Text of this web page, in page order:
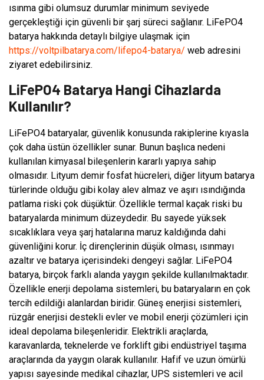
ısınma gibi olumsuz durumlar minimum seviyede
gerçekleştiği için güvenli bir şarj süreci sağlanır. LiFePO4
batarya hakkında detaylı bilgiye ulaşmak için
https://voltpilbatarya.com/lifepo4-batarya/ web adresini
ziyaret edebilirsiniz.
LiFePO4 Batarya Hangi Cihazlarda
Kullanılır?
LiFePO4 bataryalar, güvenlik konusunda rakiplerine kıyasla
çok daha üstün özellikler sunar. Bunun başlıca nedeni
kullanılan kimyasal bileşenlerin kararlı yapıya sahip
olmasıdır. Lityum demir fosfat hücreleri, diğer lityum batarya
türlerinde olduğu gibi kolay alev almaz ve aşırı ısındığında
patlama riski çok düşüktür. Özellikle termal kaçak riski bu
bataryalarda minimum düzeydedir. Bu sayede yüksek
sıcaklıklara veya şarj hatalarına maruz kaldığında dahi
güvenliğini korur. İç dirençlerinin düşük olması, ısınmayı
azaltır ve batarya içerisindeki dengeyi sağlar. LiFePO4
batarya, birçok farklı alanda yaygın şekilde kullanılmaktadır.
Özellikle enerji depolama sistemleri, bu bataryaların en çok
tercih edildiği alanlardan biridir. Güneş enerjisi sistemleri,
rüzgâr enerjisi destekli evler ve mobil enerji çözümleri için
ideal depolama bileşenleridir. Elektrikli araçlarda,
karavanlarda, teknelerde ve forklift gibi endüstriyel taşıma
araçlarında da yaygın olarak kullanılır. Hafif ve uzun ömürlü
yapısı sayesinde medikal cihazlar, UPS sistemleri ve acil